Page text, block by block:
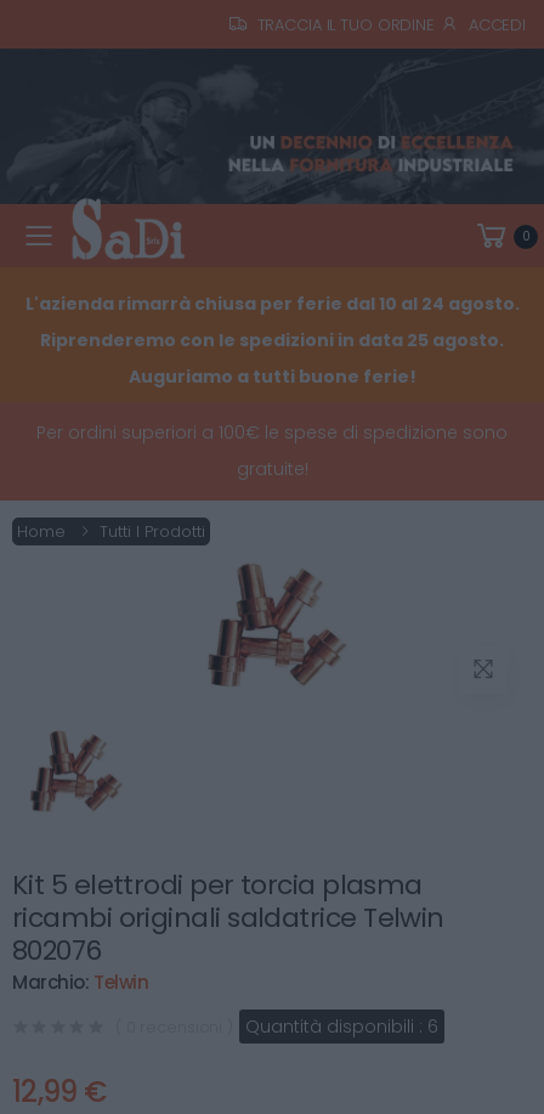
TRACCIA IL TUO ORDINE ACCEDI
Toggle mobile menu 0
L'azienda rimarrà chiusa per ferie dal 10 al 24 agosto.
Riprenderemo con le spedizioni in data 25 agosto.
Auguriamo a tutti buone ferie!
Per ordini superiori a 100€ le spese di spedizione sono
gratuite!
Home Tutti I Prodotti
Kit 5 elettrodi per torcia plasma
ricambi originali saldatrice Telwin
802076
Marchio: Telwin
Quantità disponibili : 6
12,99 €